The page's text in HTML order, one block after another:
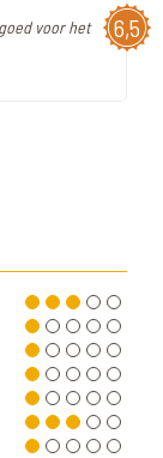
6,5
voor het